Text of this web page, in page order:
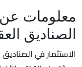
معلومات عن
الصناديق
الاستثمار في الصناديق